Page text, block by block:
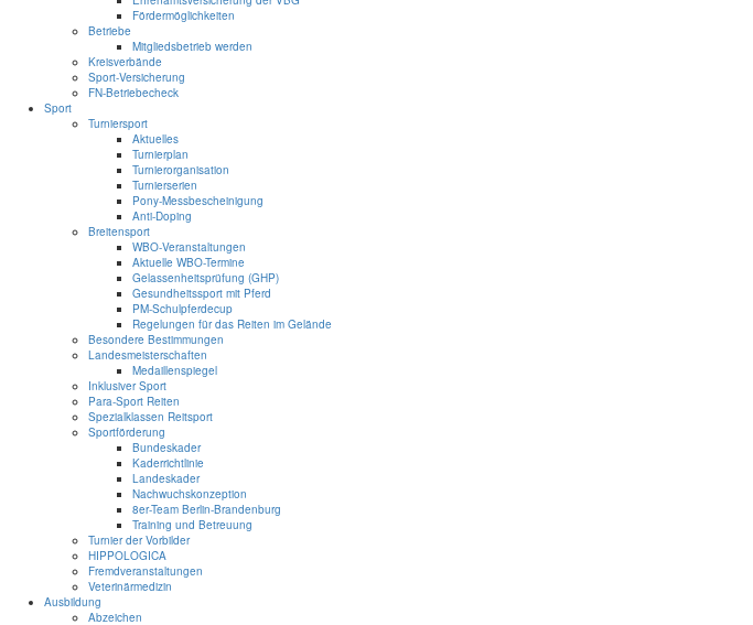
Fördermöglichkeiten
Betriebe
Mitgliedsbetrieb werden
Kreisverbände
Sport-Versicherung
FN-Betriebecheck
Sport
Turniersport
Aktuelles
Turnierplan
Turnierorganisation
Turnierserien
Pony-Messbescheinigung
Anti-Doping
Breitensport
WBO-Veranstaltungen
Aktuelle WBO-Termine
Gelassenheitsprüfung (GHP)
Gesundheitssport mit Pferd
PM-Schulpferdecup
Regelungen für das Reiten im Gelände
Besondere Bestimmungen
Landesmeisterschaften
Medaillenspiegel
Inklusiver Sport
Para-Sport Reiten
Spezialklassen Reitsport
Sportförderung
Bundeskader
Kaderrichtlinie
Landeskader
Nachwuchskonzeption
8er-Team Berlin-Brandenburg
Training und Betreuung
Turnier der Vorbilder
HIPPOLOGICA
Fremdveranstaltungen
Veterinärmedizin
Ausbildung
Abzeichen